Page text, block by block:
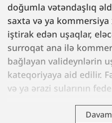
doğumla vətəndaşlıq
saxta və ya
iştirak edən uşaqlar,
surroqat ana ilə
bağlayan valideynlərin
kateqoriyaya aid edilir.
və ya ərazi sularının